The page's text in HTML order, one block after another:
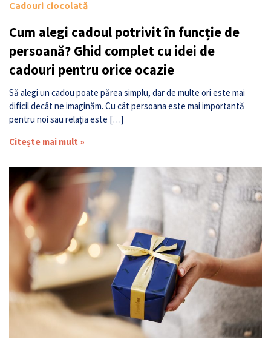
Cadouri ciocolată
Cum alegi cadoul potrivit în funcție de
persoană? Ghid complet cu idei de
cadouri pentru orice ocazie
Să alegi un cadou poate părea simplu, dar de multe ori este mai
dificil decât ne imaginăm. Cu cât persoana este mai importantă
pentru noi sau relația este […]
Citește mai mult »